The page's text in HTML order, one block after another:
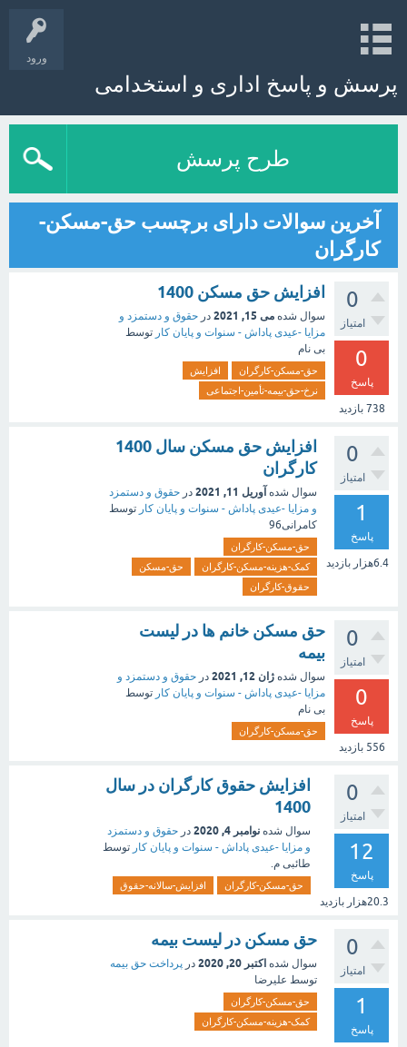
ورود
پرسش و پاسخ اداری و استخدامی
طرح پرسش
آخرین سوالات دارای برچسب حق-مسکن-
کارگران
0
امتیاز
0
پاسخ
738 بازدید
افزایش حق مسکن 1400
سوال شده می 15, 2021 در حقوق و دستمزد و
مزایا -عیدی پاداش - سنوات و پایان کار توسط
بی نام
حق-مسکن-کارگران
افزایش
نرخ-حق-بیمه-تأمین-اجتماعی
0
امتیاز
1
پاسخ
6.4هزار بازدید
افزایش حق مسکن سال 1400
کارگران
سوال شده آوریل 11, 2021 در حقوق و دستمزد
و مزایا -عیدی پاداش - سنوات و پایان کار توسط
کامرانی96
حق-مسکن-کارگران
کمک-هزینه-مسکن-کارگران
حق-مسکن
حقوق-کارگران
0
امتیاز
0
پاسخ
556 بازدید
حق مسکن خانم ها در لیست
بیمه
سوال شده ژان 12, 2021 در حقوق و دستمزد و
مزایا -عیدی پاداش - سنوات و پایان کار توسط
بی نام
حق-مسکن-کارگران
0
امتیاز
12
پاسخ
20.3هزار بازدید
افزایش حقوق کارگران در سال
1400
سوال شده نوامبر 4, 2020 در حقوق و دستمزد
و مزایا -عیدی پاداش - سنوات و پایان کار توسط
طائبی م.
حق-مسکن-کارگران افزایش-سالانه-حقوق
0
امتیاز
1
پاسخ
حق مسکن در لیست بیمه
سوال شده اکتبر 20, 2020 در پرداخت حق بیمه
توسط علیرضا
حق-مسکن-کارگران
کمک-هزینه-مسکن-کارگران